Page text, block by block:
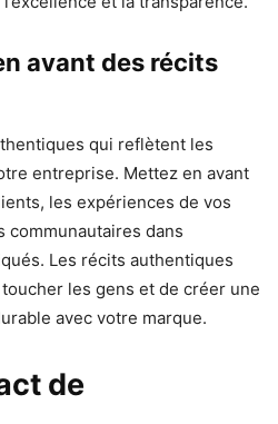
avant des récits
qui reflètent les
entreprise. Mettez en avant
les expériences de vos
communautaires dans
Les récits authentiques
les gens et de créer une
avec votre marque.
de